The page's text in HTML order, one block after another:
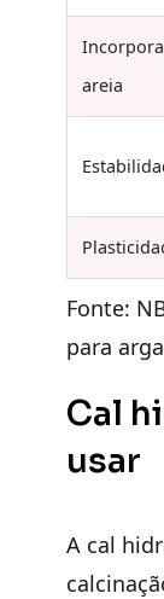
areia
Fonte:
para
Cal
usar
A cal